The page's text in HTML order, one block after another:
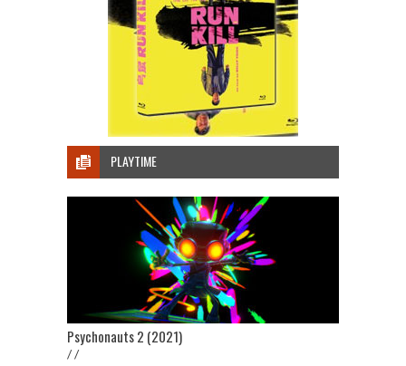
PLAYTIME
Psychonauts 2 (2021)
/ /